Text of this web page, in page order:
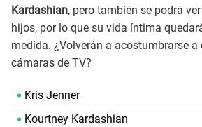
Kardashian, pero también se podrá
hijos, por lo que su vida íntima
medida. ¿Volverán a acostumbrarse
cámaras de TV?
Kris Jenner
Kourtney Kardashian